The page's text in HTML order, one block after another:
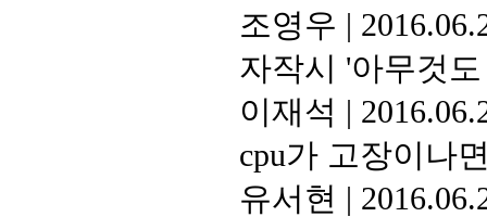
조영우 |
자작시 '아무것
이재석 |
cpu가 고장이나
유서현 |